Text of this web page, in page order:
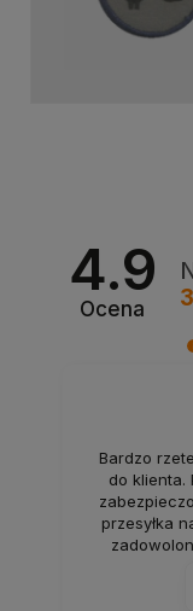
4.9
Ocena
Bardzo
do klienta.
przesyłka